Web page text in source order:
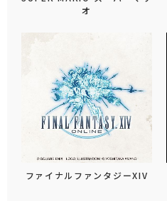
オ
ファイナルファンタジーXIV